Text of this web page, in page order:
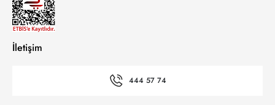
İletişim
444 57 74